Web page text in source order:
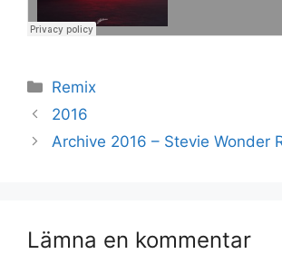
Kategorier
Remix
2016
Archive 2016 – Stevie Wonder
Lämna en kommentar